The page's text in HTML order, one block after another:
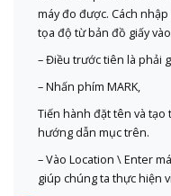
máy đo được. Cách
tọa độ từ bản đồ giấy
– Điều trước tiên là phải
– Nhấn phím MARK,
Tiến hành đặt tên và
hướng dẫn mục trên.
– Vào Location \ Enter
giúp chúng ta thực hiện